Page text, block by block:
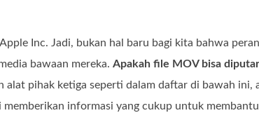
Inc. Jadi, bukan hal baru bagi kita bahwa
bawaan mereka. Apakah file MOV bisa
pihak ketiga seperti dalam daftar di bawah ini,
informasi yang cukup untuk